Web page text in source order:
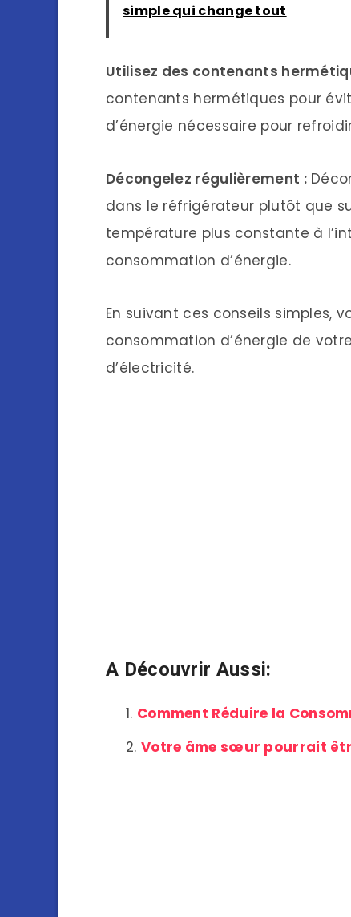
simple qui change tout
Utilisez des contenants
contenants hermétiques pour
d’énergie nécessaire pour
Décongelez régulièrement :
dans le réfrigérateur plutôt que
température plus constante à
consommation d’énergie.
En suivant ces conseils simples,
consommation d’énergie de
d’électricité.
A Découvrir Aussi:
Comment Réduire la
Votre âme sœur pourrait